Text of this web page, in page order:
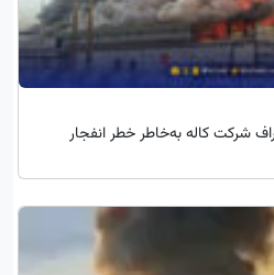
شرکت کاله به‌خاطر خطر انفجار